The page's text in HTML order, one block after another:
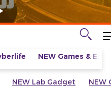
NEW Games &
NEW Lab Gadget NEW